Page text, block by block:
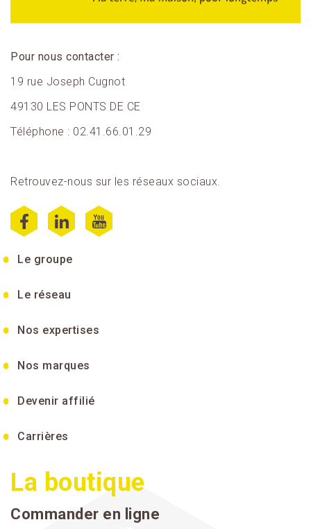
Pour nous contacter :
19 rue Joseph Cugnot
49130 LES PONTS DE CE
Téléphone : 02.41.66.01.29
Retrouvez-nous sur les réseaux sociaux.
Le groupe
Le réseau
Nos expertises
Nos marques
Devenir affilié
Carrières
La boutique
Commander en ligne